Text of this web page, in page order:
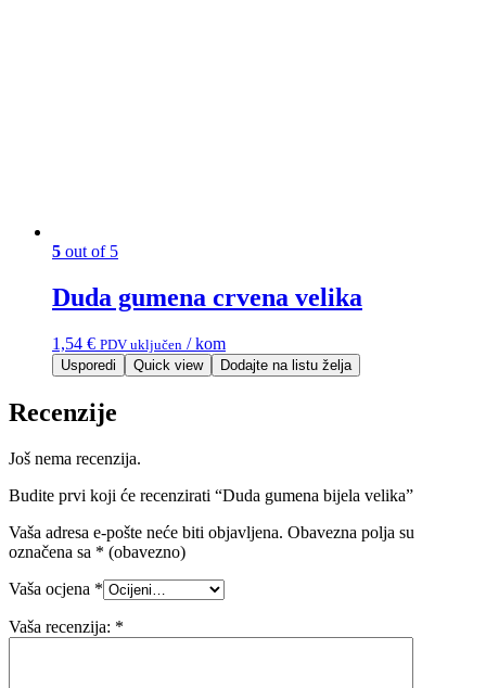
5 out of 5
Duda gumena crvena velika
1,54 € PDV uključen / kom
Usporedi Quick view Dodajte na listu želja
Recenzije
Još nema recenzija.
Budite prvi koji će recenzirati “Duda gumena bijela velika”
Vaša adresa e-pošte neće biti objavljena. Obavezna polja su
označena sa * (obavezno)
Vaša ocjena *
Vaša recenzija: *